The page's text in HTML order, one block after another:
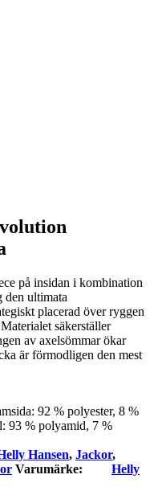
på insidan i kombination
den ultimata
placerad över ryggen
säkerställer
av axelsömmar ökar
är förmodligen den mest
92 % polyester, 8 %
93 % polyamid, 7 %
Hansen, Jackor,
Varumärke:
Helly